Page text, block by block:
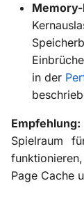
in der
Empfehlung:
Spielraum
Page Cache